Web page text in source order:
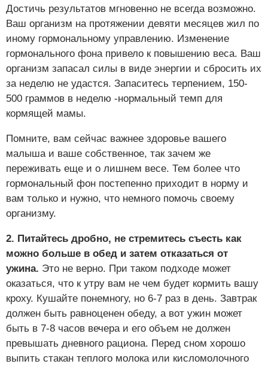
Достичь результатов мгновенно не всегда возможно.
Ваш организм на протяжении девяти месяцев жил по
иному гормональному управлению. Изменение
гормонального фона привело к повышению веса. Ваш
организм запасал силы в виде энергии и сбросить их
за неделю не удастся. Запаситесь терпением, 150-
500 граммов в неделю -нормальный темп для
кормящей мамы.
Помните, вам сейчас важнее здоровье вашего
малыша и ваше собственное, так зачем же
переживать еще и о лишнем весе. Тем более что
гормональный фон постепенно приходит в норму и
вам только и нужно, что немного помочь своему
организму.
2. Питайтесь дробно, не стремитесь съесть как
можно больше в обед и затем отказаться от
ужина. Это не верно. При таком подходе может
оказаться, что к утру вам не чем будет кормить вашу
кроху. Кушайте понемногу, но 6-7 раз в день. Завтрак
должен быть равноценен обеду, а вот ужин может
быть в 7-8 часов вечера и его объем не должен
превышать дневного рациона. Перед сном хорошо
выпить стакан теплого молока или кисломолочного